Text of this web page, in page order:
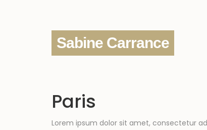
Sabine Carrance
Paris
Lorem ipsum dolor sit amet, consectetur